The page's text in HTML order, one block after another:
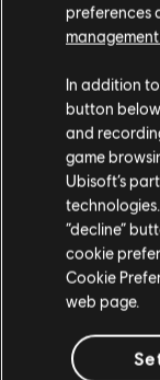
ギター
リードギ
オルタ
リズム
オルタ
コード
シンプ
ベース
曲ライブラリー
Julio Iglesias
2件中1
アーティスト
How
Julio
preferences
In addition
button
and
game
Ubisoft’s
“decline”
cookie
Cookie
web page.